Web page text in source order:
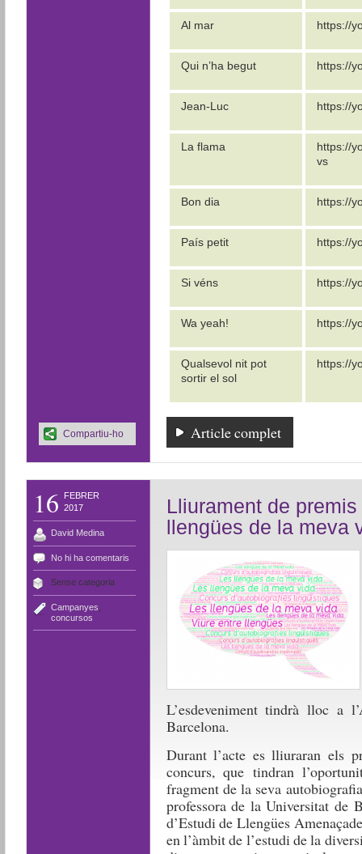
Al mar https://
Qui n’ha begut https://
Jean-Luc https://
La flama
https://
vs
Bon dia https://
País petit https://
Si véns https://
Wa yeah! https://
Qualsevol nit pot
sortir el sol
https://
Article complet
Compartiu-ho
16
FEBRER
2017
David Medina
No hi ha comentaris
Sense categoria
Campanyes
concursos
Lliurament de
llengües de la meva
L’esdeveniment tindrà lloc a
Barcelona.
Durant l’acte es lliuraran els
concurs, que tindran
fragment de la seva
professora de la Universitat de
d’Estudi de Llengües
en l’àmbit de l’estudi de la